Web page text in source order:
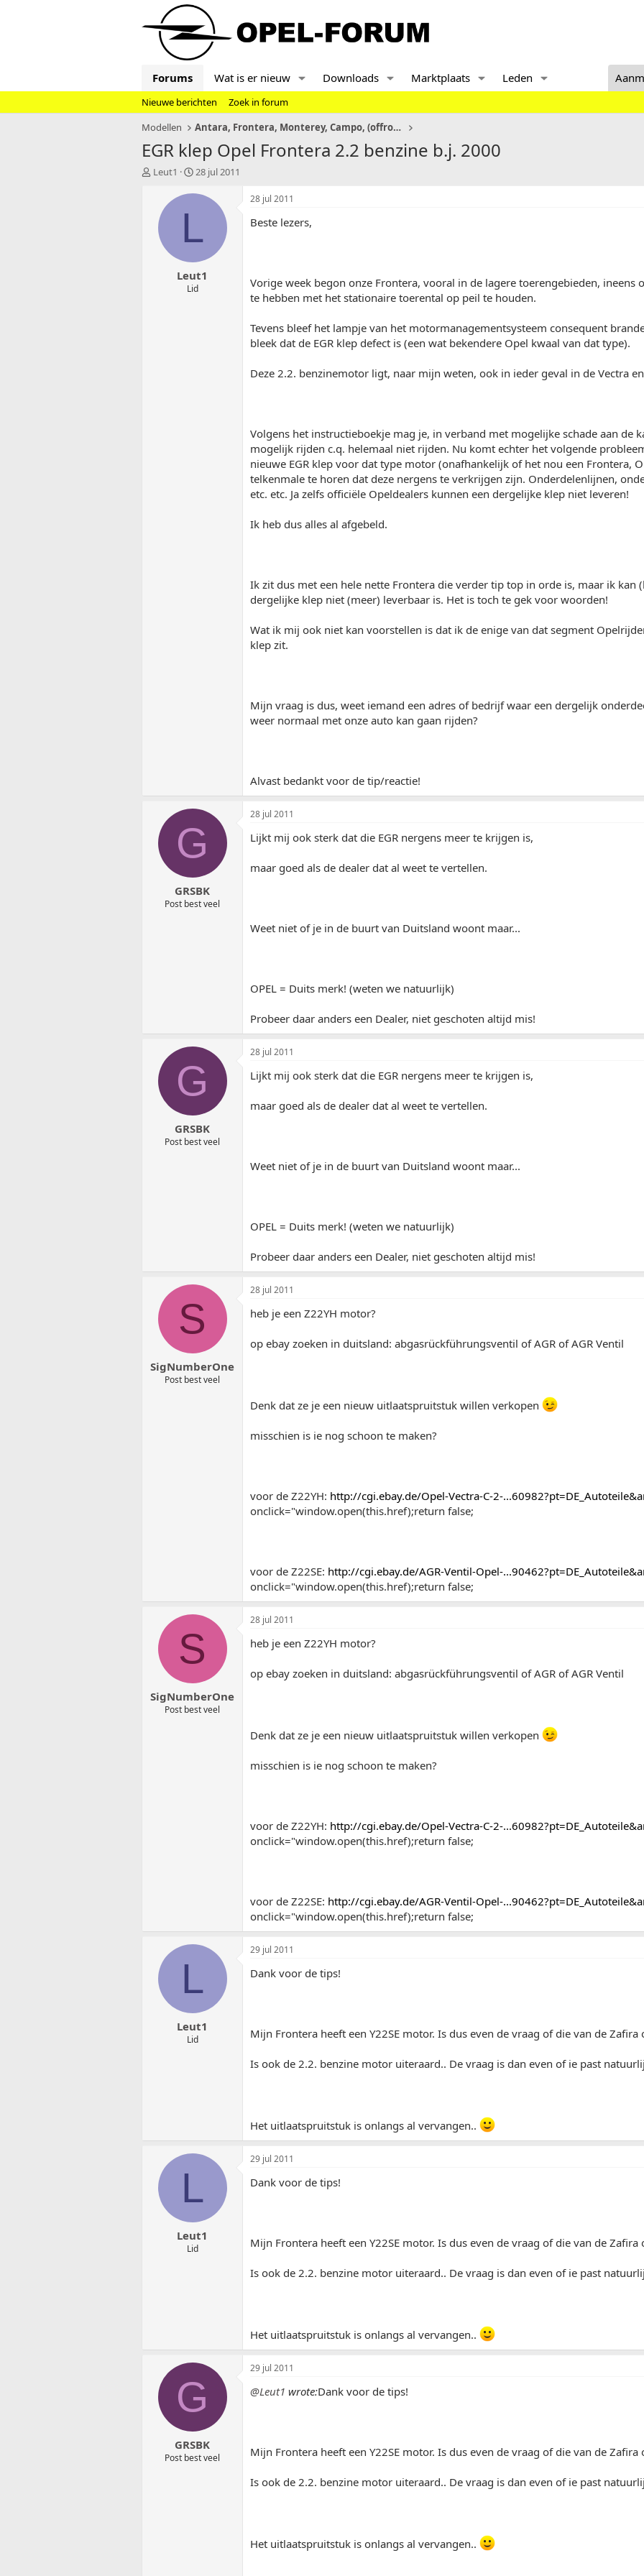
Forums Wat is er nieuw Downloads Marktplaats Leden
Nieuwe berichten
Zoek in forum
Modellen
Antara, Frontera, Monterey, Campo, (offroads)
EGR klep Opel Frontera 2.2 benzine b.j. 2000
TLeut1
S
a
d
t
u
m
28 jul 2011
L
Leut1
Lid
28 jul 2011
Beste lezers,
Vorige week begon onze Frontera, vooral in de lagere toerengebieden,
te hebben met het stationaire toerental op peil te houden.
Tevens bleef het lampje van het motormanagementsysteem consequent
bleek dat de EGR klep defect is (een wat bekendere Opel kwaal van dat type).
Deze 2.2. benzinemotor ligt, naar mijn weten, ook in ieder geval in de Vectra
Volgens het instructieboekje mag je, in verband met mogelijke schade aan de
mogelijk rijden c.q. helemaal niet rijden. Nu komt echter het volgende
nieuwe EGR klep voor dat type motor (onafhankelijk of het nou een Frontera,
telkenmale te horen dat deze nergens te verkrijgen zijn. Onderdelenlijnen,
etc. etc. Ja zelfs officiële Opeldealers kunnen een dergelijke klep niet leveren!
Ik heb dus alles al afgebeld.
Ik zit dus met een hele nette Frontera die verder tip top in orde is, maar ik kan
dergelijke klep niet (meer) leverbaar is. Het is toch te gek voor woorden!
Wat ik mij ook niet kan voorstellen is dat ik de enige van dat segment
klep zit.
Mijn vraag is dus, weet iemand een adres of bedrijf waar een dergelijk
weer normaal met onze auto kan gaan rijden?
Alvast bedankt voor de tip/reactie!
G
GRSBK
Post best veel
28 jul 2011
Lijkt mij ook sterk dat die EGR nergens meer te krijgen is,
maar goed als de dealer dat al weet te vertellen.
Weet niet of je in de buurt van Duitsland woont maar...
OPEL = Duits merk! (weten we natuurlijk)
Probeer daar anders een Dealer, niet geschoten altijd mis!
G
GRSBK
Post best veel
28 jul 2011
Lijkt mij ook sterk dat die EGR nergens meer te krijgen is,
maar goed als de dealer dat al weet te vertellen.
Weet niet of je in de buurt van Duitsland woont maar...
OPEL = Duits merk! (weten we natuurlijk)
Probeer daar anders een Dealer, niet geschoten altijd mis!
S
SigNumberOne
Post best veel
28 jul 2011
heb je een Z22YH motor?
op ebay zoeken in duitsland: abgasrückführungsventil of AGR of AGR Ventil
Denk dat ze je een nieuw uitlaatspruitstuk willen verkopen
misschien is ie nog schoon te maken?
voor de Z22YH: http://cgi.ebay.de/Opel-Vectra-C-2-
onclick="window.open(this.href);return false;
voor de Z22SE: http://cgi.ebay.de/AGR-Ventil-Opel-
onclick="window.open(this.href);return false;
S
SigNumberOne
Post best veel
28 jul 2011
heb je een Z22YH motor?
op ebay zoeken in duitsland: abgasrückführungsventil of AGR of AGR Ventil
Denk dat ze je een nieuw uitlaatspruitstuk willen verkopen
misschien is ie nog schoon te maken?
voor de Z22YH: http://cgi.ebay.de/Opel-Vectra-C-2-
onclick="window.open(this.href);return false;
voor de Z22SE: http://cgi.ebay.de/AGR-Ventil-Opel-
onclick="window.open(this.href);return false;
L
Leut1
Lid
29 jul 2011
Dank voor de tips!
Mijn Frontera heeft een Y22SE motor. Is dus even de vraag of die van de Zafira
Is ook de 2.2. benzine motor uiteraard.. De vraag is dan even of ie past
Het uitlaatspruitstuk is onlangs al vervangen..
L
Leut1
Lid
29 jul 2011
Dank voor de tips!
Mijn Frontera heeft een Y22SE motor. Is dus even de vraag of die van de Zafira
Is ook de 2.2. benzine motor uiteraard.. De vraag is dan even of ie past
Het uitlaatspruitstuk is onlangs al vervangen..
G
GRSBK
Post best veel
29 jul 2011
@Leut1 wrote:Dank voor de tips!
Mijn Frontera heeft een Y22SE motor. Is dus even de vraag of die van de Zafira
Is ook de 2.2. benzine motor uiteraard.. De vraag is dan even of ie past
Het uitlaatspruitstuk is onlangs al vervangen..